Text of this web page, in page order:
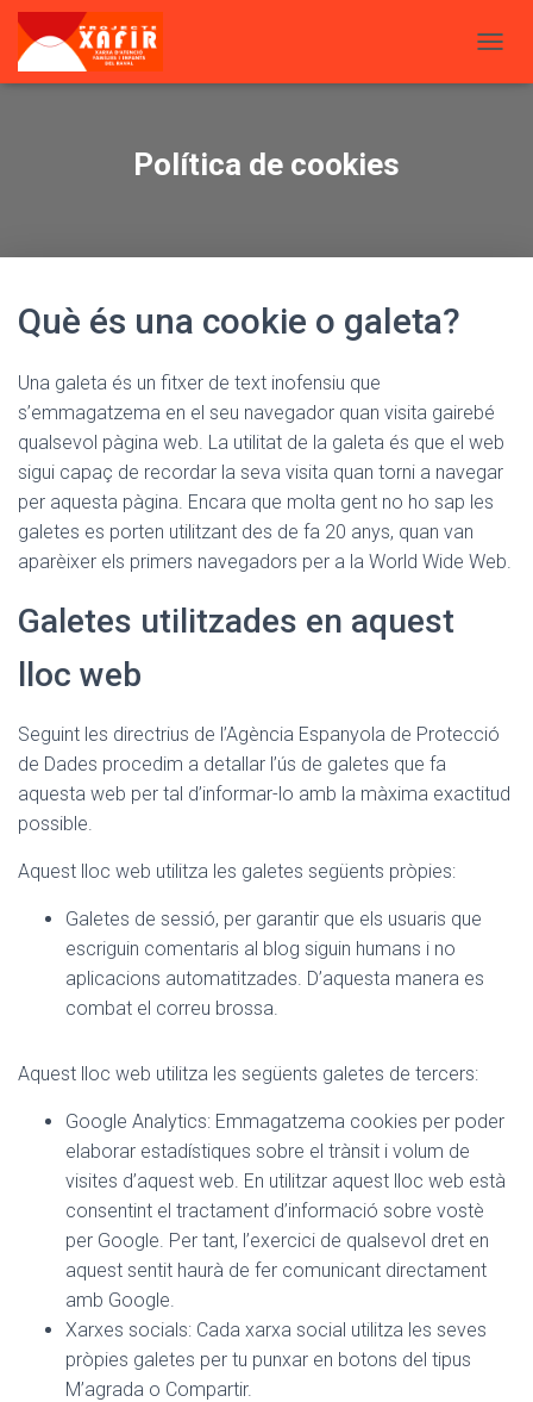
Política de cookies
Què és una cookie o galeta?
Una galeta és un fitxer de text inofensiu que
s’emmagatzema en el seu navegador quan visita gairebé
qualsevol pàgina web. La utilitat de la galeta és que el web
sigui capaç de recordar la seva visita quan torni a navegar
per aquesta pàgina. Encara que molta gent no ho sap les
galetes es porten utilitzant des de fa 20 anys, quan van
aparèixer els primers navegadors per a la World Wide Web.
Galetes utilitzades en aquest
lloc web
Seguint les directrius de l’Agència Espanyola de Protecció
de Dades procedim a detallar l’ús de galetes que fa
aquesta web per tal d’informar-lo amb la màxima exactitud
possible.
Aquest lloc web utilitza les galetes següents pròpies:
Galetes de sessió, per garantir que els usuaris que
escriguin comentaris al blog siguin humans i no
aplicacions automatitzades. D’aquesta manera es
combat el correu brossa.
Aquest lloc web utilitza les següents galetes de tercers:
Google Analytics: Emmagatzema cookies per poder
elaborar estadístiques sobre el trànsit i volum de
visites d’aquest web. En utilitzar aquest lloc web està
consentint el tractament d’informació sobre vostè
per Google. Per tant, l’exercici de qualsevol dret en
aquest sentit haurà de fer comunicant directament
amb Google.
Xarxes socials: Cada xarxa social utilitza les seves
pròpies galetes per tu punxar en botons del tipus
M’agrada o Compartir.